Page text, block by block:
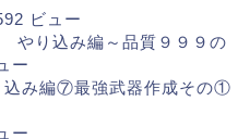
ビュー
やり込み編～品質９９９の
ー
み編⑦最強武器作成その①
ー